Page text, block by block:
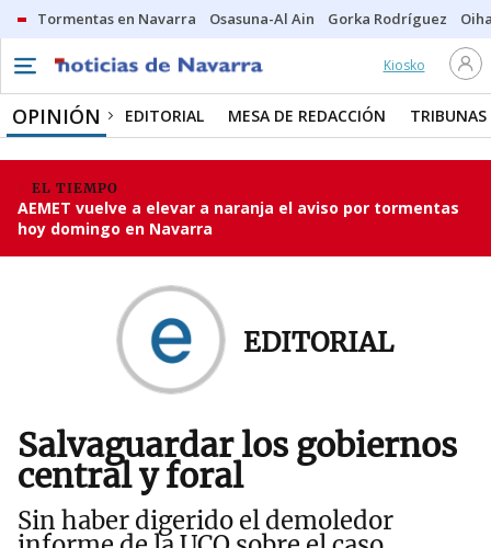
Tormentas en Navarra Osasuna-Al Ain Gorka Rodríguez
Kiosko
OPINIÓN EDITORIAL MESA DE REDACCIÓN TRIBUNAS
EL TIEMPO
AEMET vuelve a elevar a naranja el aviso por tormentas
hoy domingo en Navarra
EDITORIAL
Salvaguardar los gobiernos
central y foral
Sin haber digerido el demoledor